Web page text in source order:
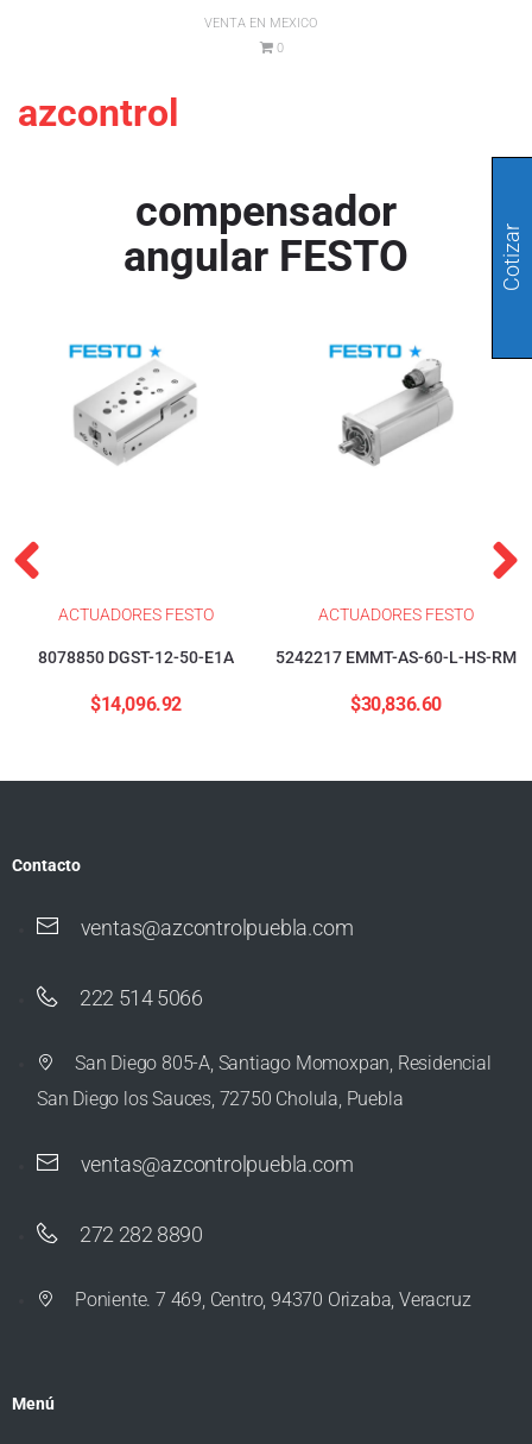
VENTA EN MEXICO
0
azcontrol
compensador
angular FESTO
ACTUADORES FESTO
8078850 DGST-12-50-E1A
$14,096.92
ACTUADORES FESTO
5242217 EMMT-AS-60-L-HS-RM
$30,836.60
Contacto
ventas@azcontrolpuebla.com
222 514 5066
San Diego 805-A, Santiago Momoxpan, Residencial
San Diego los Sauces, 72750 Cholula, Puebla
ventas@azcontrolpuebla.com
272 282 8890
Poniente. 7 469, Centro, 94370 Orizaba, Veracruz
Menú
Cotizar